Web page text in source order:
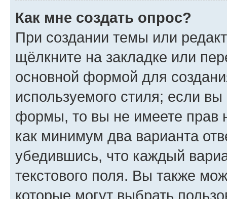
Как мне создать опрос?
При создании темы или
щёлкните на закладке или
основной формой для
используемого стиля; если
формы, то вы не имеете прав
как минимум два варианта
убедившись, что каждый
текстового поля. Вы также
которые могут выбрать